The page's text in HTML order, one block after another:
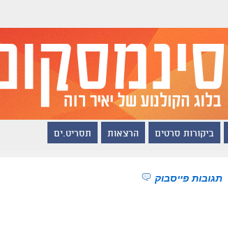
ביקורות סרטים הרצאות תסריט.ים
תגובות פייסבוק